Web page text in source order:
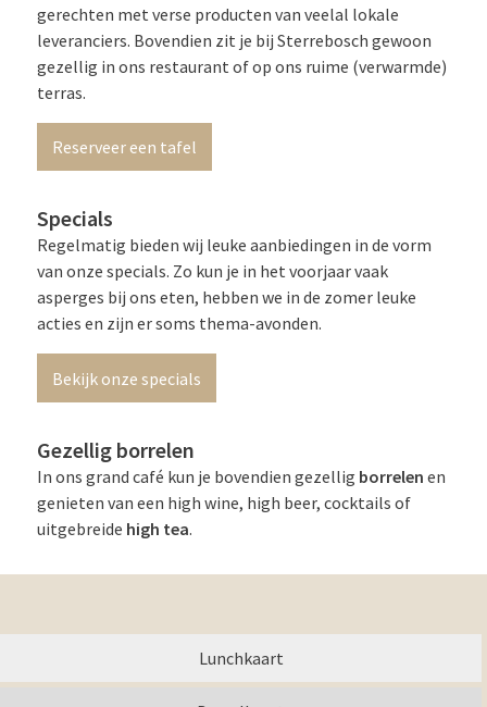
gerechten met verse producten van veelal lokale
leveranciers. Bovendien zit je bij Sterrebosch gewoon
gezellig in ons restaurant of op ons ruime (verwarmde)
terras.
Reserveer een tafel
Specials
Regelmatig bieden wij leuke aanbiedingen in de vorm
van onze specials. Zo kun je in het voorjaar vaak
asperges bij ons eten, hebben we in de zomer leuke
acties en zijn er soms thema-avonden.
Bekijk onze specials
Gezellig borrelen
In ons grand café kun je bovendien gezellig borrelen en
genieten van een high wine, high beer, cocktails of
uitgebreide high tea.
Lunchkaart